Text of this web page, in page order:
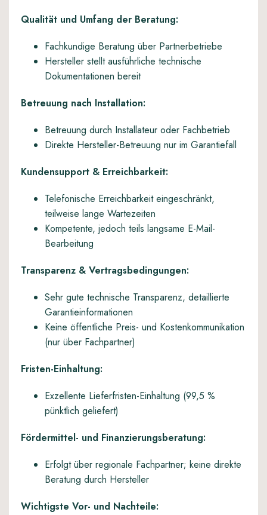
Qualität und Umfang der Beratung:
Fachkundige Beratung über Partnerbetriebe
Hersteller stellt ausführliche technische
Dokumentationen bereit
Betreuung nach Installation:
Betreuung durch Installateur oder Fachbetrieb
Direkte Hersteller-Betreuung nur im Garantiefall
Kundensupport & Erreichbarkeit:
Telefonische Erreichbarkeit eingeschränkt,
teilweise lange Wartezeiten
Kompetente, jedoch teils langsame E-Mail-
Bearbeitung
Transparenz & Vertragsbedingungen:
Sehr gute technische Transparenz, detaillierte
Garantieinformationen
Keine öffentliche Preis- und Kostenkommunikation
(nur über Fachpartner)
Fristen-Einhaltung:
Exzellente Lieferfristen-Einhaltung (99,5 %
pünktlich geliefert)
Fördermittel- und Finanzierungsberatung:
Erfolgt über regionale Fachpartner; keine direkte
Beratung durch Hersteller
Wichtigste Vor- und Nachteile: